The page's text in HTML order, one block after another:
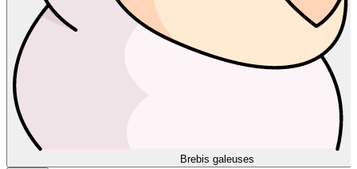
Brebis galeuses